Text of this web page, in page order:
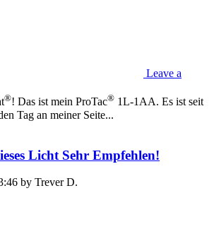
Leave a
®! Das ist mein ProTac® 1L-1AA. Es ist seit
Tag an meiner Seite...
Licht Sehr Empfehlen!
by Trever D.